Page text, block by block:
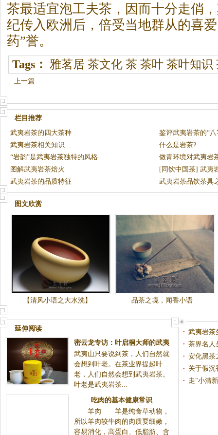
茶最适宜泡工夫茶，因而十分走俏
纪传入欧洲后，倍受当地群从的喜
药”誉。
Tags： 雅茗居 茶文化 茶 茶叶 茶叶知识
上一篇
栏目推荐
武夷岩茶的四大茶种
鉴评武夷岩茶的“八
武夷岩茶相关知识
什么是岩茶?
“岩韵”是武夷岩茶独特的风格
做青环境对武夷岩
图解武夷岩茶焙火
[同饮中国茶] 武夷
武夷岩茶的品质特征
武夷岩茶品饮茶具
图文欣赏
【清风小语之大水洗】 品茶之境，闻香小语
延伸阅读
密云龙专访：叶启桐大师的武夷
岩茶梦
武夷山只要说到茶，人们自然就
会想到叶老。在茶业界提起叶
老，人们自然会想到武夷岩茶。
叶老是武夷岩茶...
吃肉的基本健康常识
羊肉 羊是纯食草动物，
所以羊肉较牛肉的肉质要细嫩，
容易消化，高蛋白、低脂肪、含
武夷岩茶
茶界名人
安化黑茶
关于假沉
走"小清